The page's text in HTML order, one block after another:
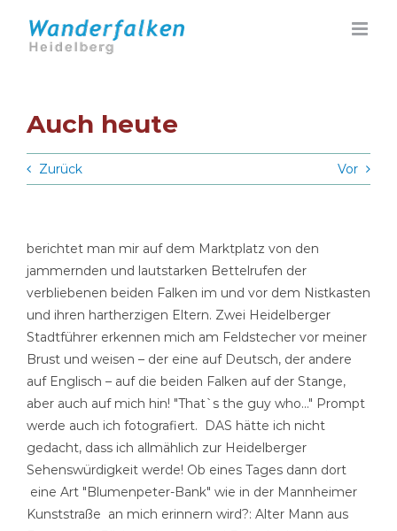
Inhalt
springen
Auch heute
Zurück Vor
berichtet man mir auf dem Marktplatz von den
jammernden und lautstarken Bettelrufen der
verbliebenen beiden Falken im und vor dem Nistkasten
und ihren hartherzigen Eltern. Zwei Heidelberger
Stadtführer erkennen mich am Feldstecher vor meiner
Brust und weisen – der eine auf Deutsch, der andere
auf Englisch – auf die beiden Falken auf der Stange,
aber auch auf mich hin! "That`s the guy who…" Prompt
werde auch ich fotografiert. DAS hätte ich nicht
gedacht, dass ich allmählich zur Heidelberger
Sehenswürdigkeit werde! Ob eines Tages dann dort
eine Art "Blumenpeter-Bank" wie in der Mannheimer
Kunststraße an mich erinnern wird?: Alter Mann aus